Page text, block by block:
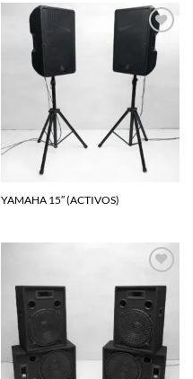
Agregar
a la
lista de
deseos
YAMAHA 15″ (ACTIVOS)
Agregar
lista de
deseos